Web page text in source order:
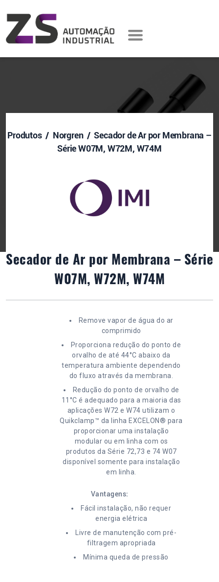
Produtos/ Norgren / Secador de Ar por Membrana –
Série W07M, W72M, W74M
Secador de Ar por Membrana – Série
W07M, W72M, W74M
Remove vapor de água do ar
comprimido
Proporciona redução do ponto de
orvalho de até 44°C abaixo da
temperatura ambiente dependendo
do fluxo através da membrana.
Redução do ponto de orvalho de
11°C é adequado para a maioria das
aplicações W72 e W74 utilizam o
Quikclamp™ da linha EXCELON® para
proporcionar uma instalação
modular ou em linha com os
produtos da Série 72,73 e 74 W07
disponível somente para instalação
em linha.
Vantagens:
Fácil instalação, não requer
energia elétrica
Livre de manutenção com pré-
filtragem apropriada
Mínima queda de pressão